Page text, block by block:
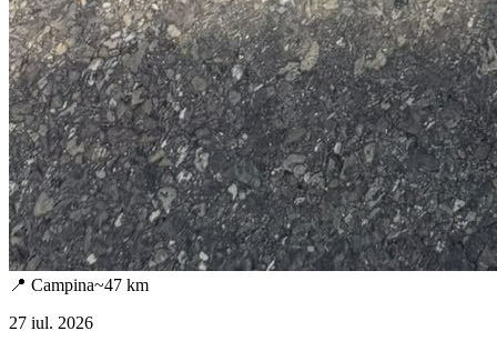
📍 Campina~47 km
27 iul. 2026